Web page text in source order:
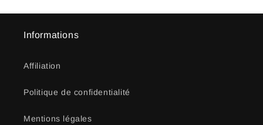
Informations
Affiliation
Politique de confidentialité
Mentions légales